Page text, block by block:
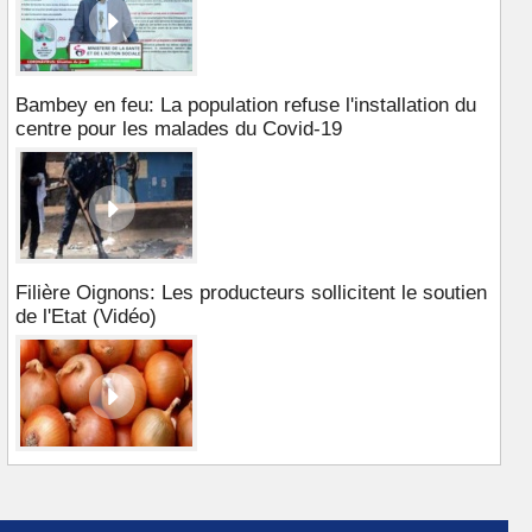
Bambey en feu: La population refuse l'installation du
centre pour les malades du Covid-19
Filière Oignons: Les producteurs sollicitent le soutien
de l'Etat (Vidéo)